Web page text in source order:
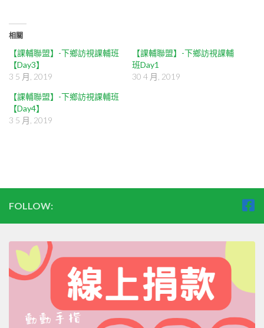
相關
【課輔聯盟】-下鄉訪視課輔班
【Day3】
3 5 月, 2019
【課輔聯盟】-下鄉訪視課輔
班 Day1
30 4 月, 2019
【課輔聯盟】-下鄉訪視課輔班
【Day4】
3 5 月, 2019
FOLLOW: